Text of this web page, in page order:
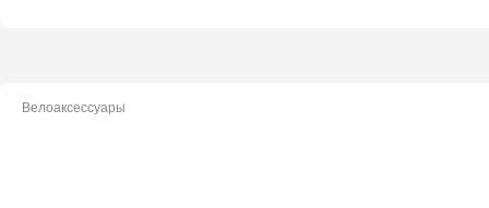
Велоаксессуары